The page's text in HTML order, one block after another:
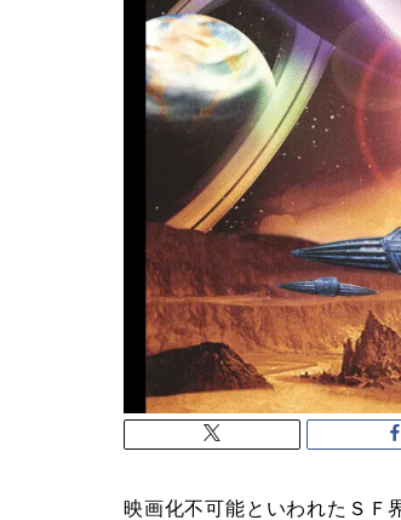
映画化不可能といわれたＳＦ